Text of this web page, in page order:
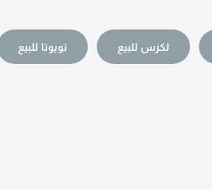
لكزس للبيع تويوتا للبيع